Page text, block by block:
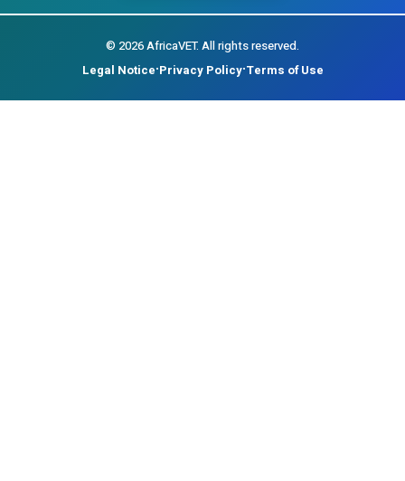
© 2026AfricaVET. All rights reserved.
Legal Notice•Privacy Policy•Terms of Use